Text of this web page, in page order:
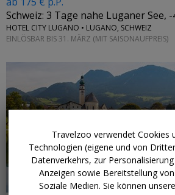
Schweiz: 3 Tage nahe Luganer See, -
HOTEL CITY LUGANO • LUGANO, SCHWEIZ
EINLÖSBAR BIS 31. MÄRZ (MIT SAISONAUFPREIS)
Travelzoo verwendet Cookies
Technologien (eigene und von
Datenverkehrs, zur
Anzeigen sowie Bereitstellung
Soziale Medien. Sie können